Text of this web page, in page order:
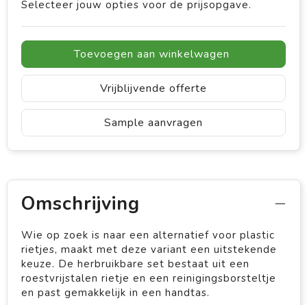
Selecteer jouw opties voor de prijsopgave.
Toevoegen aan winkelwagen
Vrijblijvende offerte
Sample aanvragen
Omschrijving
Wie op zoek is naar een alternatief voor plastic
rietjes, maakt met deze variant een uitstekende
keuze. De herbruikbare set bestaat uit een
roestvrijstalen rietje en een reinigingsborsteltje
en past gemakkelijk in een handtas.